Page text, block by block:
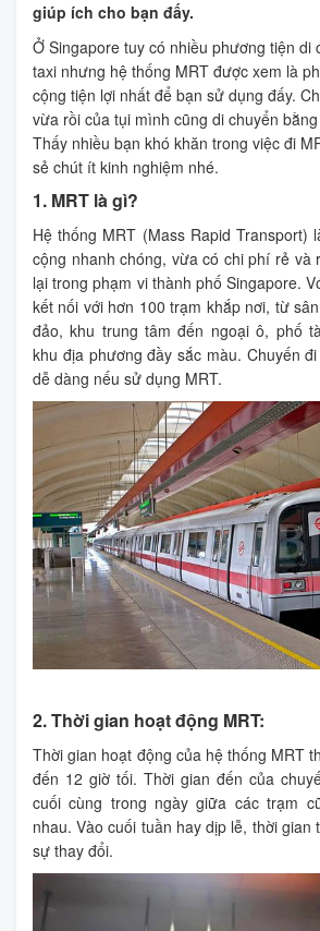
giúp ích cho bạn đấy.
Ở Singapore tuy có nhiều phương tiện di
taxi nhưng hệ thống MRT được xem là
cộng tiện lợi nhất để bạn sử dụng đấy.
vừa rồi của tụi mình cũng di chuyển
Thấy nhiều bạn khó khăn trong việc đi
sẻ chút ít kinh nghiệm nhé.
1. MRT là gì?
Hệ thống MRT (Mass Rapid Transport)
cộng nhanh chóng, vừa có chi phí rẻ và
lại trong phạm vi thành phố Singapore.
kết nối với hơn 100 trạm khắp nơi, từ
đảo, khu trung tâm đến ngoại ô, phố
khu địa phương đầy sắc màu. Chuyến
dễ dàng nếu sử dụng MRT.
2. Thời gian hoạt động MRT:
Thời gian hoạt động của hệ thống MRT
đến 12 giờ tối. Thời gian đến của
cuối cùng trong ngày giữa các trạm
nhau. Vào cuối tuần hay dịp lễ, thời gian
sự thay đổi.